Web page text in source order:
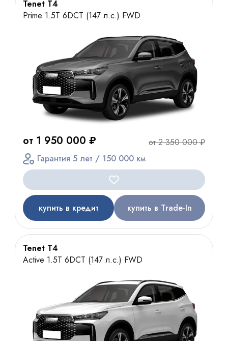
Tenet T4
Prime 1.5T 6DCT (147 л.с.) FWD
от 1 950 000 ₽
от 2 350 000 ₽
Гарантия 5 лет / 150 000 км
купить в кредит купить в Trade-In
Tenet T4
Active 1.5T 6DCT (147 л.с.) FWD